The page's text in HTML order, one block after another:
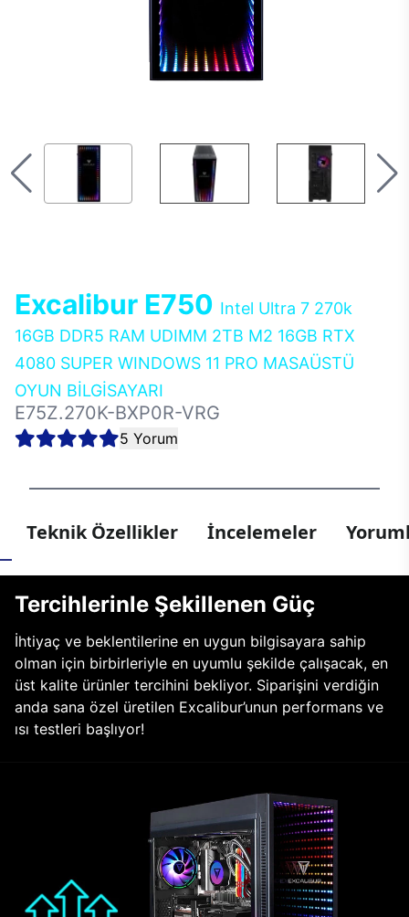
Excalibur E750 Intel Ultra 7 270k
16GB DDR5 RAM UDIMM 2TB M2 16GB RTX
4080 SUPER WINDOWS 11 PRO MASAÜSTÜ
OYUN BİLGİSAYARI
E75Z.270K-BXP0R-VRG
5 Yorum
Teknik Özellikler İncelemeler
Tercihlerinle Şekillenen Güç
İhtiyaç ve beklentilerine en uygun bilgisayara sahip
olman için birbirleriyle en uyumlu şekilde çalışacak, en
üst kalite ürünler tercihini bekliyor. Siparişini verdiğin
anda sana özel üretilen Excalibur’unun performans ve
ısı testleri başlıyor!